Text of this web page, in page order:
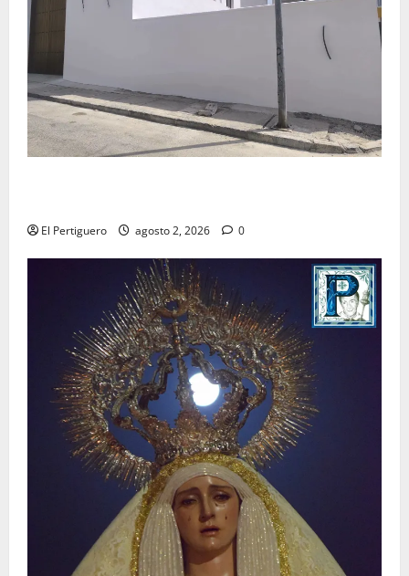
El Pertiguero agosto 2, 2026 0